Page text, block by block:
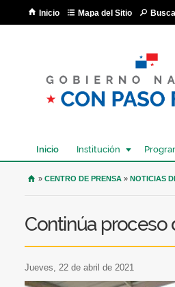
Inicio Mapa del Sitio
Inicio Institución
USTED SE ENCUENTRA
» CENTRO DE PRENSA » NOTICIAS
Continúa proceso
jueves, 22 de abril de 2021